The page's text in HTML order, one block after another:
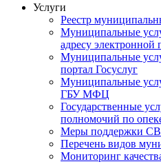
Услуги
Реестр
Муниципальные
адресу электронной
Муниципальные
портал Госуслуг
Муниципальные
ГБУ МФЦ
Государственные
полномочий по
Меры поддержки
Перечень видов
Мониторинг